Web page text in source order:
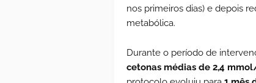
nos primeiros dias) e depois
metabólica.
Durante o período de
cetonas médias de 2,4